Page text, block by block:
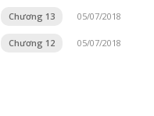
Chương 13 05/07/2018
Chương 12 05/07/2018